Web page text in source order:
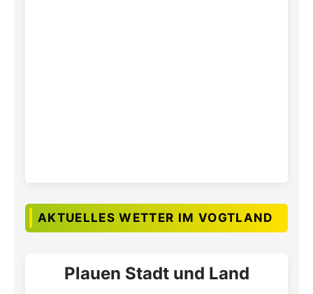
AKTUELLES WETTER IM VOGTLAND
Plauen Stadt und Land